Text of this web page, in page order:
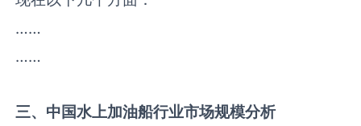
……
……
三、中国水上加油船行业市场规模分析